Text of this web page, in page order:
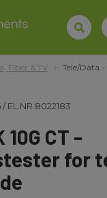
Fiber & TV Tele/Data
/EL.NR 8022183
CT -
for